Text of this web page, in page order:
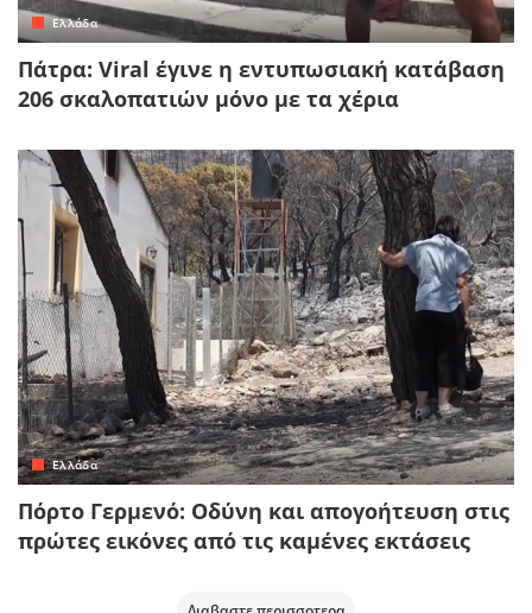
Ελλάδα
Πάτρα: Viral έγινε η εντυπωσιακή κατάβαση
206 σκαλοπατιών μόνο με τα χέρια
Ελλάδα
Πόρτο Γερμενό: Οδύνη και απογοήτευση στις
πρώτες εικόνες από τις καμένες εκτάσεις